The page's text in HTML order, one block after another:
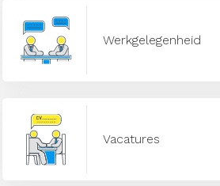
Werkgelegenheid
Vacatures